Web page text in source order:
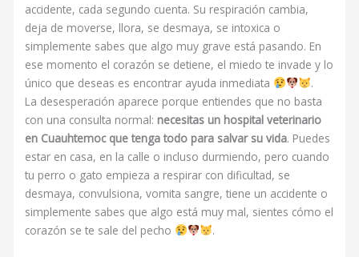
accidente, cada segundo cuenta. Su respiración cambia,
deja de moverse, llora, se desmaya, se intoxica o
simplemente sabes que algo muy grave está pasando. En
ese momento el corazón se detiene, el miedo te invade y lo
único que deseas es encontrar ayuda inmediata
.
La desesperación aparece porque entiendes que no basta
con una consulta normal: necesitas un hospital veterinario
en Cuauhtemoc que tenga todo para salvar su vida. Puedes
estar en casa, en la calle o incluso durmiendo, pero cuando
tu perro o gato empieza a respirar con dificultad, se
desmaya, convulsiona, vomita sangre, tiene un accidente o
simplemente sabes que algo está muy mal, sientes cómo el
corazón se te sale del pecho
.